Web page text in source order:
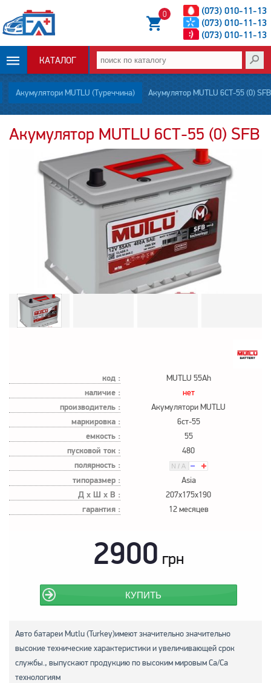
(073) 010-11-13
(073) 010-11-13
(073) 010-11-13
0
КАТАЛОГ
ОПЛАТА И
ДОСТАВКА
СТАТЬИ
КОНТАКТЫ
Акумулятори MUTLU (Туреччина) Акумулятор MUTLU 6СТ-55 (0) SFB
Акумулятор MUTLU 6СТ-55 (0) SFB
код : MUTLU 55Ah
наличие : нет
производитель : Акумулятори MUTLU
маркировка : 6ст-55
емкость : 55
пусковой ток : 480
полярность :
типоразмер :
Asia
Д х Ш х В : 207x175x190
гарантия : 12 месяцев
2900 грн
КУПИТЬ
Авто батареи Mutlu (Turkey)имеют значительно значительно
высокие технические характеристики и увеличивающей срок
службы., выпускают продукцию по высоким мировым Са/Са
технологиям